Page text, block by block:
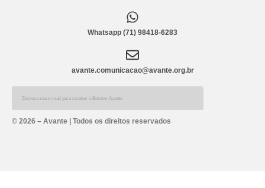
Whatsapp (71) 98418-6283
avante.comunicacao@avante.org.br
Alternative:
© 2026 – Avante | Todos os direitos reservados